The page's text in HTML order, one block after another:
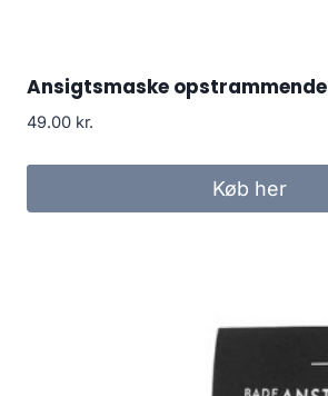
Ansigtsmaske opstrammende
49.00 kr.
Køb her